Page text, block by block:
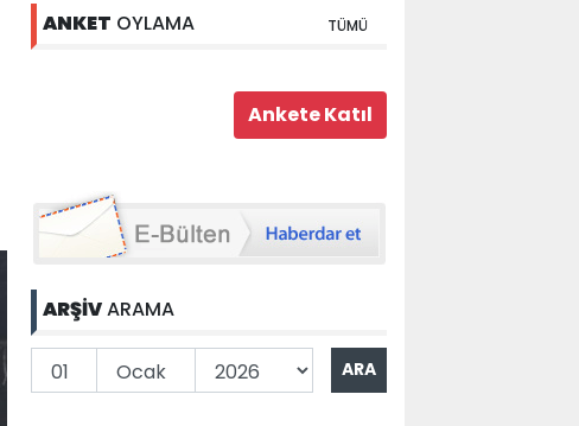
ANKET OYLAMA TÜMÜ
ARŞİVARAMA